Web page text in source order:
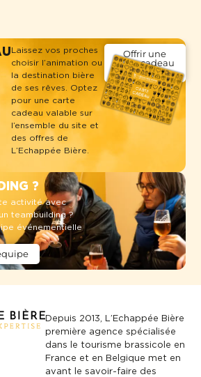
Laissez vos proches
choisir l’animation ou
la destination bière
de ses rêves. Optez
pour une carte
cadeau valable sur
l’ensemble du site et
des offres de
L’Echappée Bière.
Offrir une
carte cadeau
bière
?
activité avec
teambuilding ?
événementielle
Depuis 2013, L’Echappée Bière
première agence spécialisée
dans le tourisme brassicole en
France et en Belgique met en
avant le savoir-faire des